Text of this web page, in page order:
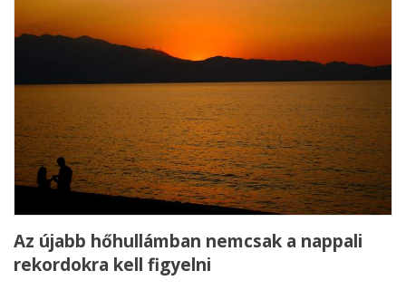
Az újabb hőhullámban nemcsak a nappali
rekordokra kell figyelni